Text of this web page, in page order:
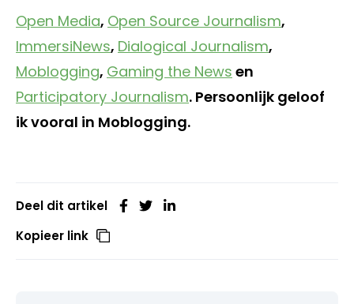
Open Media, Open Source Journalism,
ImmersiNews, Dialogical Journalism,
Moblogging, Gaming the News en
Participatory Journalism. Persoonlijk geloof
ik vooral in Moblogging.
Deel dit artikel
Kopieer link